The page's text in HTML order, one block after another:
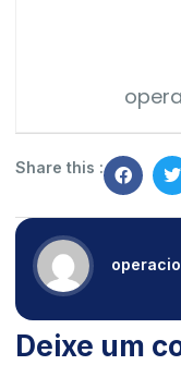
Share this :
Deixe um